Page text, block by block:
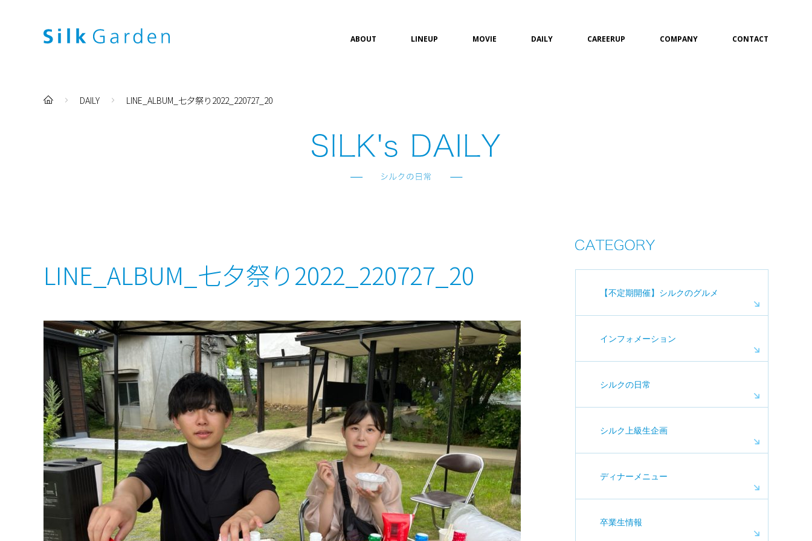
ABOUT LINEUP MOVIE DAILY CAREERUP COMPANY CONTACT
DAILY LINE_ALBUM_七夕祭り2022_220727_20
LINE_ALBUM_七夕祭り2022_220727_20
【不定期開催】シルクのグルメ
インフォメーション
シルクの日常
シルク上級生企画
ディナーメニュー
卒業生情報